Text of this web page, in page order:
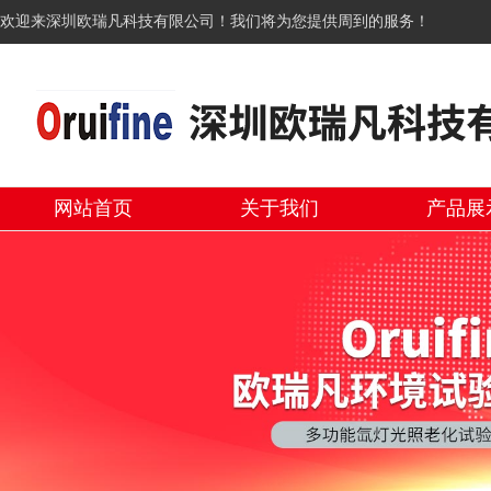
欢迎来深圳欧瑞凡科技有限公司！我们将为您提供周到的服务！
网站首页 关于我们 产品展